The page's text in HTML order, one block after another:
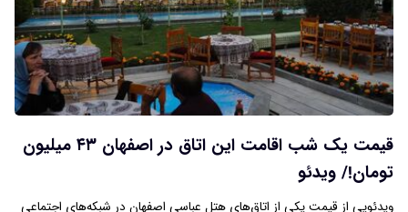
قیمت یک شب اقامت این اتاق در اصفهان ۴۳ میلیون
تومان!/ ویدئو
ویدئویی از قیمت یکی از اتاق‌های هتل عباسی اصفهان در شبکه‌های اجتماعی